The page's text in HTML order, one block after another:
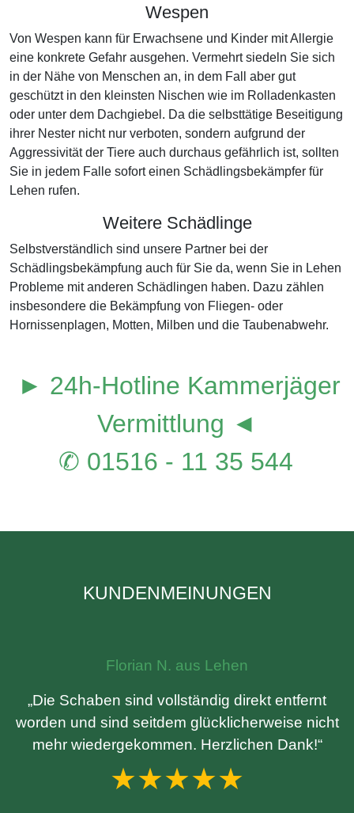
Wespen
Von Wespen kann für Erwachsene und Kinder mit Allergie
eine konkrete Gefahr ausgehen. Vermehrt siedeln Sie sich
in der Nähe von Menschen an, in dem Fall aber gut
geschützt in den kleinsten Nischen wie im Rolladenkasten
oder unter dem Dachgiebel. Da die selbsttätige Beseitigung
ihrer Nester nicht nur verboten, sondern aufgrund der
Aggressivität der Tiere auch durchaus gefährlich ist, sollten
Sie in jedem Falle sofort einen Schädlingsbekämpfer für
Lehen rufen.
Weitere Schädlinge
Selbstverständlich sind unsere Partner bei der
Schädlingsbekämpfung auch für Sie da, wenn Sie in Lehen
Probleme mit anderen Schädlingen haben. Dazu zählen
insbesondere die Bekämpfung von Fliegen- oder
Hornissenplagen, Motten, Milben und die Taubenabwehr.
► 24h-Hotline Kammerjäger
Vermittlung ◄
✆ 01516 - 11 35 544
KUNDENMEINUNGEN
Florian N. aus Lehen
„Die Schaben sind vollständig direkt entfernt
worden und sind seitdem glücklicherweise nicht
mehr wiedergekommen. Herzlichen Dank!“
★★★★★